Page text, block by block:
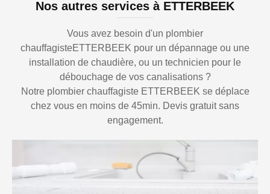
Nos autres services à ETTERBEEK
Vous avez besoin d'un plombier
chauffagisteETTERBEEK pour un dépannage ou une
installation de chaudière, ou un technicien pour le
débouchage de vos canalisations ?
Notre plombier chauffagiste ETTERBEEK se déplace
chez vous en moins de 45min. Devis gratuit sans
engagement.